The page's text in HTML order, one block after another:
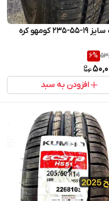
لاستیک سایز ۱۹-۵۵-۲۳۵ کومهو کره
6%
افزودن به سبد